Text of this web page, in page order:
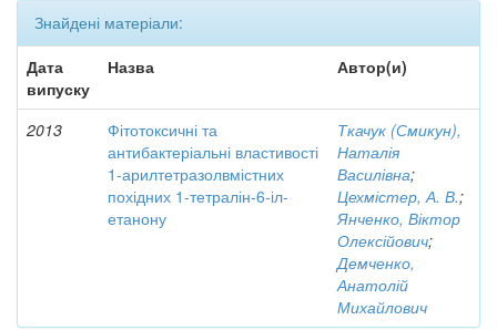
Знайдені матеріали:
Дата
випуску
Назва Автор(и)
2013
Фітотоксичні та
антибактеріальні властивості
1-арилтетразолвмістних
похідних 1-тетралін-6-іл-
етанону
Ткачук (Смикун),
Наталія
Василівна;
Цехмістер, А. В.;
Янченко, Віктор
Олексійович;
Демченко,
Анатолій
Михайлович